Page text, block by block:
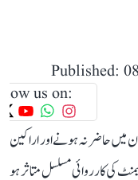
Published:
us on:
میں حاضر نہ ہونے اور اراکین
کی کارروائی مسلسل متاثر ہو